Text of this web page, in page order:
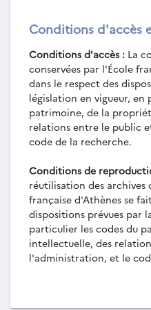
(1946-1957).
recherches en
PHO-LO-
d'urgence sur
PHO-LO-
fouilles, avec
PHO-LO-
les tessons
PHO-LO-
avec
tombe à tholos
quartier E), par
PHO-LO-
fouilles
Conditions d'accès
Conditions d'accès : La
conservées par l'École
dans le respect des
législation en vigueur, en
patrimoine, de la
relations entre le public
code de la recherche.
Conditions de
réutilisation des archives
française d'Athènes se
dispositions prévues par
particulier les codes du
intellectuelle, des
l'administration, et le